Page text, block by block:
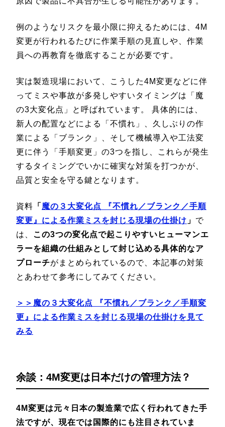
例のようなリスクを最小限に抑えるためには、4M
変更が行われるたびに作業手順の見直しや、作業
員への再教育を徹底することが必要です。
実は製造現場において、こうした4M変更などに伴
ってミスや事故が多発しやすいタイミングは「魔
の3大変化点」と呼ばれています。 具体的には、
新人の配置などによる「不慣れ」、久しぶりの作
業による「ブランク」、そして機械導入や工法変
更に伴う「手順変更」の3つを指し、これらが発生
するタイミングでいかに確実な対策を打つかが、
品質と安全を守る鍵となります。
資料 「 魔の３大変化点 『不慣れ／ブランク／手順
変更』による作業ミスを封じる現場の仕掛け 」 で
は、 この3つの変化点で起こりやすいヒューマンエ
ラーを組織の仕組みとして封じ込める具体的なア
プローチがまとめられているので、本記事の対策
とあわせて参考にしてみてください。
＞＞魔の３大変化点 『不慣れ／ブランク／手順変
更』による作業ミスを封じる現場の仕掛けを見て
みる
余談：4M変更は日本だけの管理方法？
4M変更は元々日本の製造業で広く行われてきた手
法ですが、現在では国際的にも注目されていま